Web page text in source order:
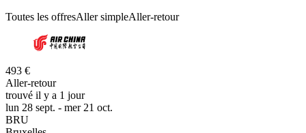
Toutes les offresAller simpleAller-retour
493 €
Aller-retour
trouvé il y a 1 jour
lun 28 sept. - mer 21 oct.
BRU